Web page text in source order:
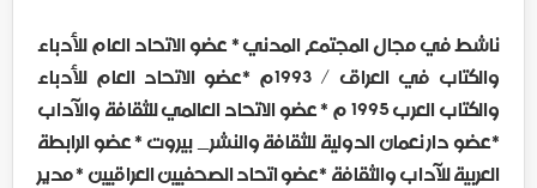
ناشط في مجال المجتمع المدني * عضو الاتحاد العام للأدباء
والكتاب في العراق / 1993م *عضو الاتحاد العام للأدباء
والكتاب العرب 1995 م * عضو الاتحاد العالمي للثقافة والآداب
*عضو دار نعمان الدولية للثقافة والنشر_ بيروت * عضو الرابطة
العربية للآداب والثقافة *عضو اتحاد الصحفيين العراقيين * مدير